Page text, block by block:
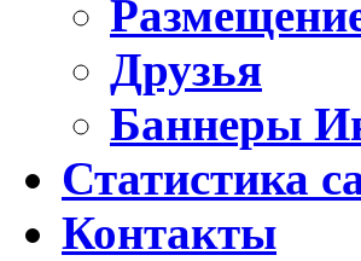
Друзья
Баннеры
Статистика
Контакты